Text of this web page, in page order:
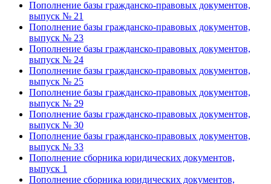
Пополнение базы гражданско-правовых документов,
выпуск № 21
Пополнение базы гражданско-правовых документов,
выпуск № 23
Пополнение базы гражданско-правовых документов,
выпуск № 24
Пополнение базы гражданско-правовых документов,
выпуск № 25
Пополнение базы гражданско-правовых документов,
выпуск № 29
Пополнение базы гражданско-правовых документов,
выпуск № 30
Пополнение базы гражданско-правовых документов,
выпуск № 33
Пополнение сборника юридических документов,
выпуск 1
Пополнение сборника юридических документов,